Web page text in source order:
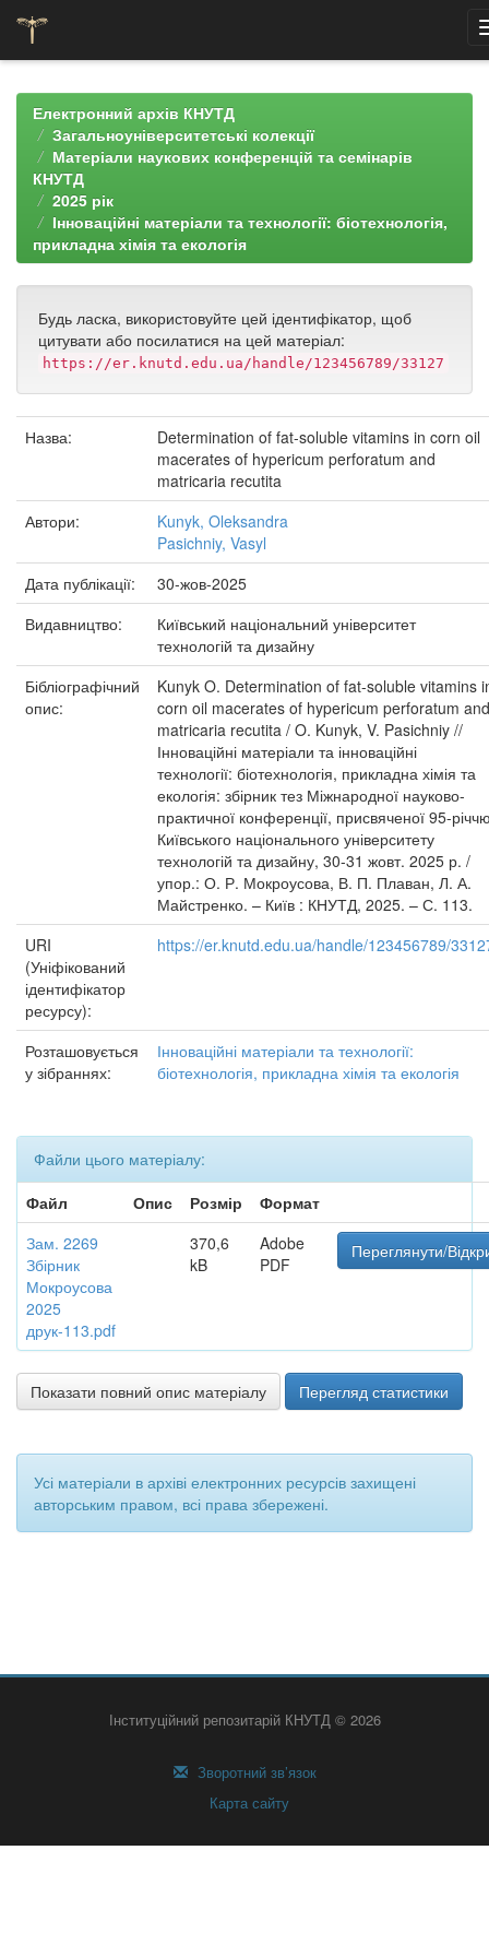
navigationЕлектронний архів КНУТД
Загальноуніверситетські колекції
Матеріали наукових конференцій та семінарів
КНУТД
2025 рік
Інноваційні матеріали та технології: біотехнологія,
прикладна хімія та екологія
Будь ласка, використовуйте цей ідентифікатор, щоб
цитувати або посилатися на цей матеріал:
https://er.knutd.edu.ua/handle/123456789/33127
Назва:
Determination of fat-soluble vitamins in corn oil
macerates of hypericum perforatum and
matricaria recutita
Автори:
Kunyk, Oleksandra
Pasichniy, Vasyl
Дата публікації:
30-жов-2025
Видавництво:
Київський національний університет
технологій та дизайну
Бібліографічний
опис:
Kunyk O. Determination of fat-soluble vitamins
corn oil macerates of hypericum perforatum and
matricaria recutita / O. Kunyk, V. Pasichniy //
Інноваційні матеріали та інноваційні
технології: біотехнологія, прикладна хімія та
екологія: збірник тез Міжнародної науково-
практичної конференції, присвяченої 95-
Київського національного університету
технологій та дизайну, 30-31 жовт. 2025 р. /
упор.: О. Р. Мокроусова, В. П. Плаван, Л. А.
Майстренко. – Київ : КНУТД, 2025. – С. 113.
URI
(Уніфікований
ідентифікатор
ресурсу):
https://er.knutd.edu.ua/handle/123456789/
Розташовується
у зібраннях:
Інноваційні матеріали та технології:
біотехнологія, прикладна хімія та екологія
Файли цього матеріалу:
Файл
Опис Розмір
Формат
Зам. 2269
Збірник
Мокроусова
2025
друк-113.pdf
370,6
kB
Adobe
PDF
Переглянути/
Показати повний опис матеріалу Перегляд статистики
Усі матеріали в архіві електронних ресурсів захищені
авторським правом, всі права збережені.
Інституційний репозитарій КНУТД © 2026
Зворотний зв’язок
Карта сайту